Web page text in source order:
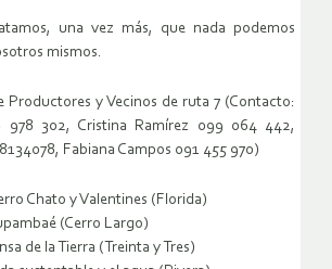
una vez más, que nada podemos
mismos.
Productores y Vecinos de ruta 7 (Contacto:
978 302, Cristina Ramírez 099 064 442,
Fabiana Campos 091 455 970)
Chato y Valentines (Florida)
(Cerro Largo)
de la Tierra (Treinta y Tres)